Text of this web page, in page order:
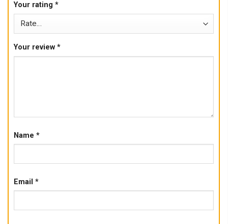
Your rating *
Your review *
Name *
Email *